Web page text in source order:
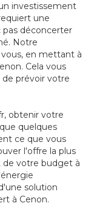
investissement
une
pas déconcerter
Notre
en mettant à
Cela vous
prévoir votre
obtenir votre
quelques
ce que vous
l'offre la plus
votre budget à
solution
à Cenon.